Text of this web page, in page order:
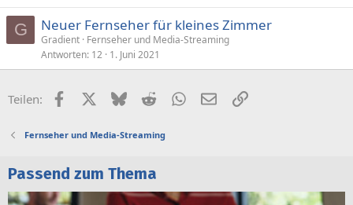
G Neuer Fernseher für kleines Zimmer
Gradient Fernseher und Media-Streaming
Antworten 12 1. Juni 2021
Teilen: FacebookX (Twitter)
BlueskyRedditWhatsApp
E-MailLink
Fernseher und Media-Streaming
Passend zum Thema